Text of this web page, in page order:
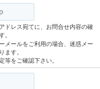
ドレス宛てに、お問合せ内容の確
。
メールをご利用の場合、迷惑メー
ます。
等をご確認下さい。